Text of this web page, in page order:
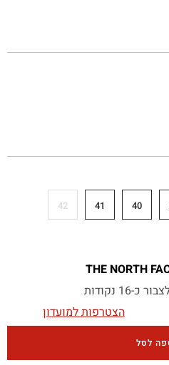
40
41
42
16 נקודות
הצטרפות למועדון
לסל